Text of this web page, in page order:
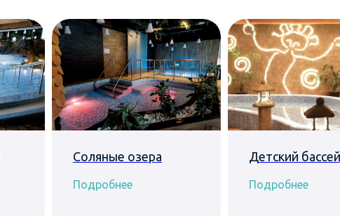
Соляные озера
Подробнее
Детский
Подробнее